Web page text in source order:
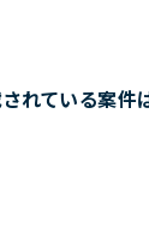
れている案件